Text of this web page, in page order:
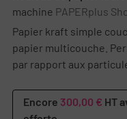
machine PAPERplus
Papier kraft simple
papier multicouche.
par rapport aux
Encore 300,00 € HT